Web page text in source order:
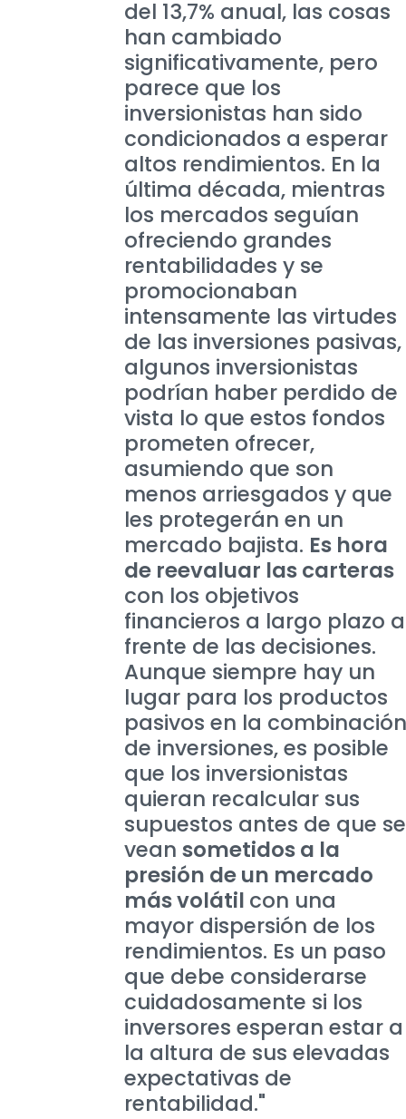
del 13,7% anual, las cosas
han cambiado
significativamente, pero
parece que los
inversionistas han sido
condicionados a esperar
altos rendimientos. En la
última década, mientras
los mercados seguían
ofreciendo grandes
rentabilidades y se
promocionaban
intensamente las virtudes
de las inversiones pasivas,
algunos inversionistas
podrían haber perdido de
vista lo que estos fondos
prometen ofrecer,
asumiendo que son
menos arriesgados y que
les protegerán en un
mercado bajista. Es hora
de reevaluar las carteras
con los objetivos
financieros a largo plazo
frente de las decisiones.
Aunque siempre hay un
lugar para los productos
pasivos en la combinación
de inversiones, es posible
que los inversionistas
quieran recalcular sus
supuestos antes de que se
vean sometidos a la
presión de un mercado
más volátil con una
mayor dispersión de los
rendimientos. Es un paso
que debe considerarse
cuidadosamente si los
inversores esperan estar a
la altura de sus elevadas
expectativas de
rentabilidad."